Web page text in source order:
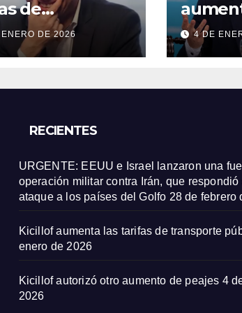
de
público.
DE 2026 4 DE
RECIENTES
URGENTE: EEUU e Israel lanzaron una
operación militar contra Irán, que respondió
ataque a los países del Golfo 28 de febrero
Kicillof aumenta las tarifas de transporte
enero de 2026
Kicillof autorizó otro aumento de peajes 4
2026